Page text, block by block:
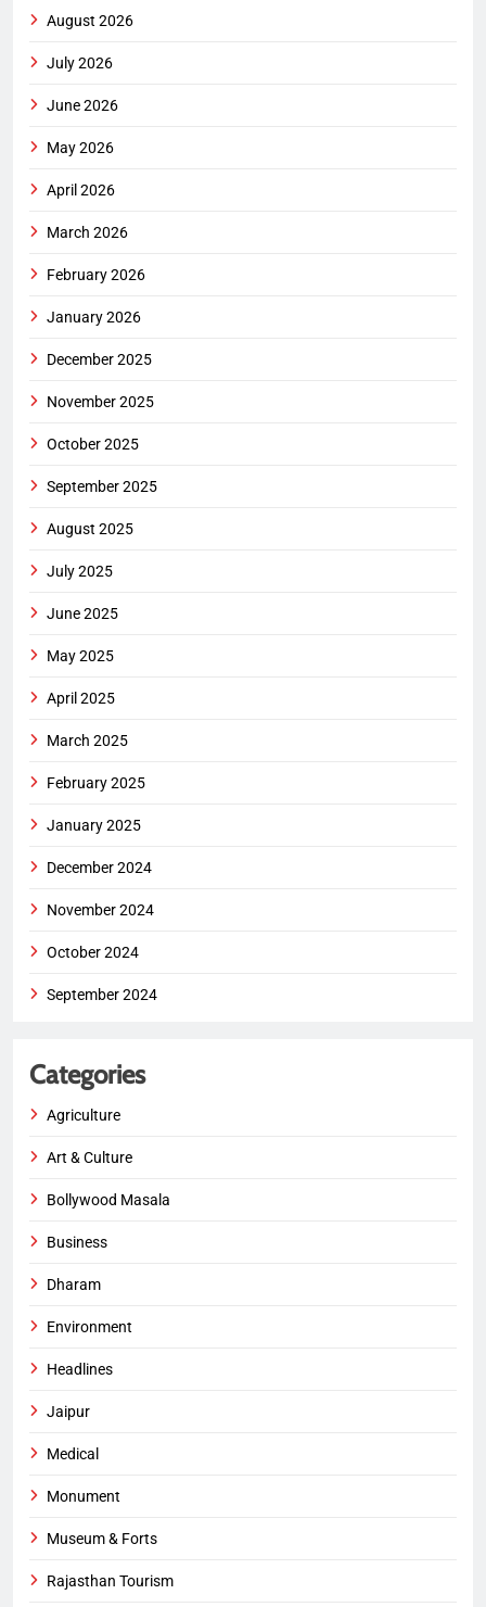
August 2026
July 2026
June 2026
May 2026
April 2026
March 2026
February 2026
January 2026
December 2025
November 2025
October 2025
September 2025
August 2025
July 2025
June 2025
May 2025
April 2025
March 2025
February 2025
January 2025
December 2024
November 2024
October 2024
September 2024
Categories
Agriculture
Art & Culture
Bollywood Masala
Business
Dharam
Environment
Headlines
Jaipur
Medical
Monument
Museum & Forts
Rajasthan Tourism